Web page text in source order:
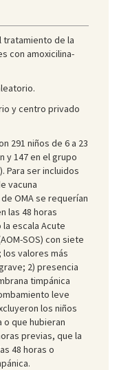
tratamiento de la
con amoxicilina-
y centro privado
291 niños de 6 a 23
y 147 en el grupo
Para ser incluidos
vacuna
OMA se requerían
las 48 horas
escala Acute
SOS) con siete
valores más
2) presencia
timpánica
leve
los niños
que hubieran
previas, que la
48 horas o